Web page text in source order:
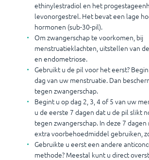
ethinylestradiol en het
levonorgestrel. Het bevat een lage
hormonen (sub-30-pil).
Om zwangerschap te voorkomen, bij
menstruatieklachten, uitstellen van
en endometriose.
Gebruikt u de pil voor het eerst?
dag van uw menstruatie. Dan
tegen zwangerschap.
Begint u op dag 2, 3, 4 of 5 van uw
u de eerste 7 dagen dat u de pil slikt
tegen zwangerschap. In deze 7
extra voorbehoedmiddel gebruiken,
Gebruikte u eerst een andere
methode? Meestal kunt u direct